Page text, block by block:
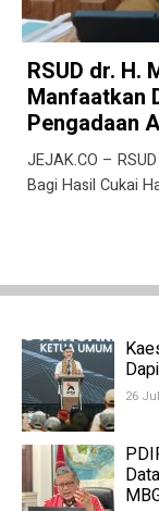
26
RSUD dr. H.
Manfaatkan
Pengadaan
JEJAK.CO –
Bagi Hasil Cukai